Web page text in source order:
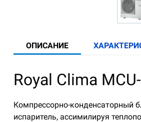
ОПИСАНИЕ
Royal Clima
Компрессорно-конденсаторный
испаритель, ассимилируя